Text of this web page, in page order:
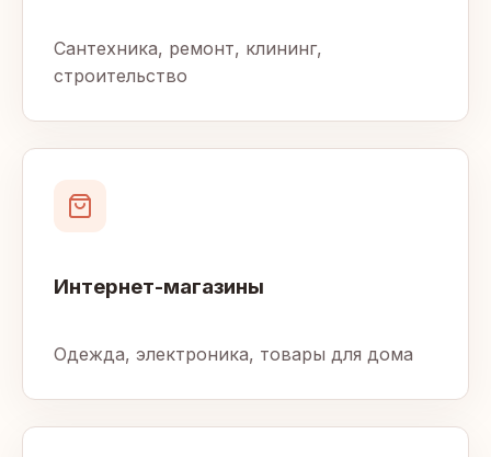
Сантехника, ремонт, клининг,
строительство
Интернет-магазины
Одежда, электроника, товары для дома